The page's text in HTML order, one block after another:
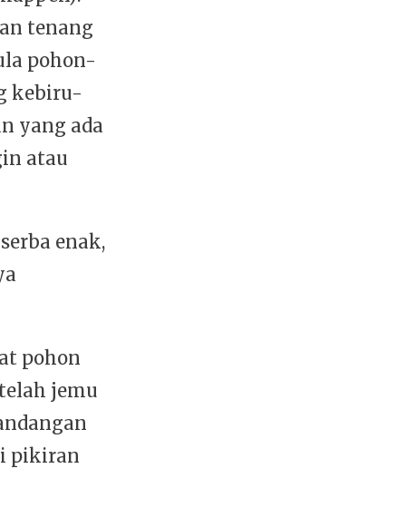
tenang
pohon-
kebiru-
yang ada
atau
enak,
pohon
jemu
pikiran